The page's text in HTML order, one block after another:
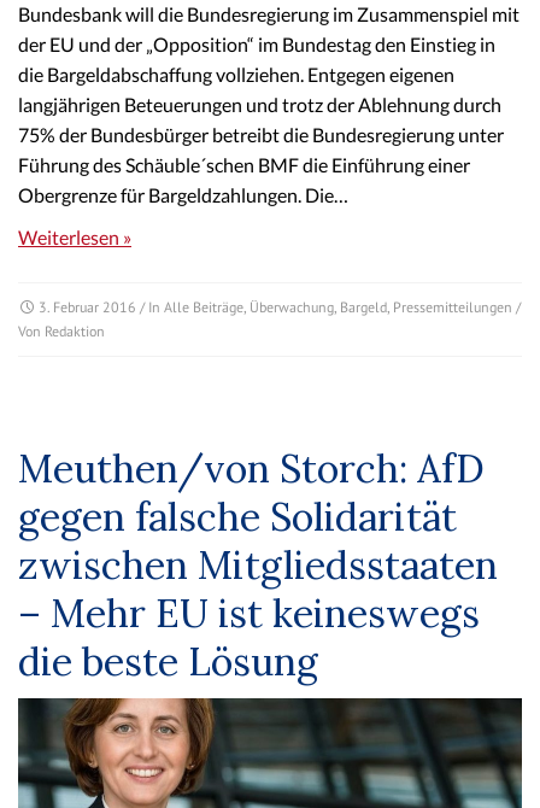
Bundesbank will die Bundesregierung im Zusammenspiel mit
der EU und der „Opposition“ im Bundestag den Einstieg in
die Bargeldabschaffung vollziehen. Entgegen eigenen
langjährigen Beteuerungen und trotz der Ablehnung durch
75% der Bundesbürger betreibt die Bundesregierung unter
Führung des Schäuble´schen BMF die Einführung einer
Obergrenze für Bargeldzahlungen. Die…
Weiterlesen »
3. Februar 2016 / In Alle Beiträge Überwachung Bargeld Pressemitteilungen /
Von Redaktion
Meuthen/von Storch: AfD
gegen falsche Solidarität
zwischen Mitgliedsstaaten
– Mehr EU ist keineswegs
die beste Lösung